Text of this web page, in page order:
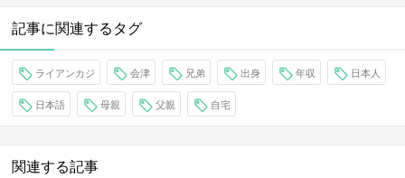
記事に関連するタグ
ライアンカジ 会津 兄弟 出身 年収 日本人
日本語 母親 父親 自宅
関連する記事